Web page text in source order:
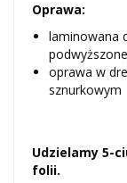
Oprawa:
laminowana
oprawa w
sznurkowym
Udzielamy 5-
folii.